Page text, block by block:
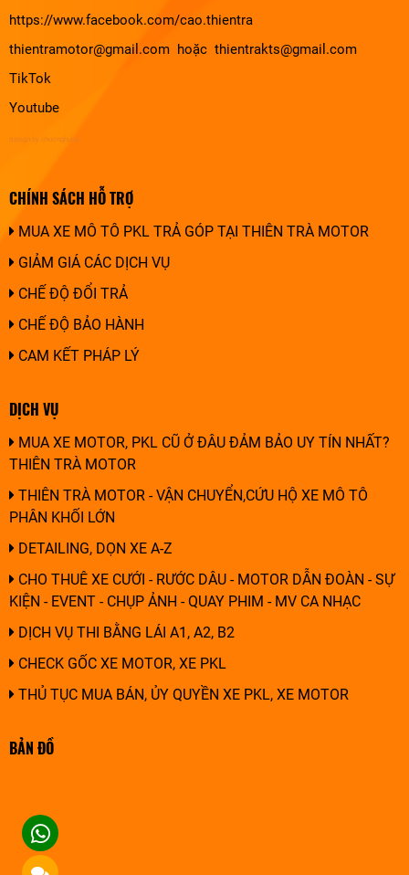
https://www.facebook.com/cao.thientra
thientramotor@gmail.com hoặc thientrakts@gmail.com
TikTok
Youtube
design by chuonghung
CHÍNH SÁCH HỖ TRỢ
MUA XE MÔ TÔ PKL TRẢ GÓP TẠI THIÊN TRÀ MOTOR
GIẢM GIÁ CÁC DỊCH VỤ
CHẾ ĐỘ ĐỔI TRẢ
CHẾ ĐỘ BẢO HÀNH
CAM KẾT PHÁP LÝ
DỊCH VỤ
MUA XE MOTOR, PKL CŨ Ở ĐÂU ĐẢM BẢO UY TÍN NHẤT?
THIÊN TRÀ MOTOR
THIÊN TRÀ MOTOR - VẬN CHUYỂN,CỨU HỘ XE MÔ TÔ
PHÂN KHỐI LỚN
DETAILING, DỌN XE A-Z
CHO THUÊ XE CƯỚI - RƯỚC DÂU - MOTOR DẪN ĐOÀN - SỰ
KIỆN - EVENT - CHỤP ẢNH - QUAY PHIM - MV CA NHẠC
DỊCH VỤ THI BẰNG LÁI A1, A2, B2
CHECK GỐC XE MOTOR, XE PKL
THỦ TỤC MUA BÁN, ỦY QUYỀN XE PKL, XE MOTOR
BẢN ĐỒ